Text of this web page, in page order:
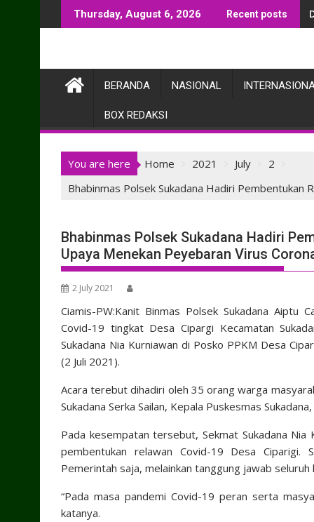
to
Thursday, August 6, 2026 Recent posts
BERANDA NASIONAL
BOX REDAKSI
You are here Home 2021 July
2
Bhabinmas Polsek Sukadana Hadiri Pembentukan
Bhabinmas Polsek Sukadana Hadiri
Upaya Menekan Peyebaran Virus
2 July 2021
Ciamis-PW:Kanit Binmas Polsek Sukadana Aiptu
Covid-19 tingkat Desa Cipargi Kecamatan
Sukadana Nia Kurniawan di Posko PPKM Desa
(2 Juli 2021).
Acara terebut dihadiri oleh 35 orang warga
Sukadana Serka Sailan, Kepala Puskesmas
Pada kesempatan tersebut, Sekmat Sukadana Nia
pembentukan relawan Covid-19 Desa Ciparigi.
Pemerintah saja, melainkan tanggung jawab
“Pada masa pandemi Covid-19 peran serta
katanya.